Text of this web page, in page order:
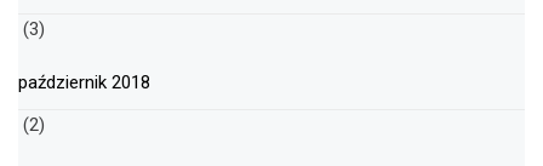
(3)
październik 2018
(2)